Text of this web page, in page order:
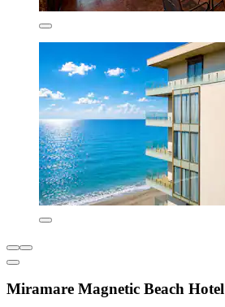
Miramare Magnetic Beach Hotel